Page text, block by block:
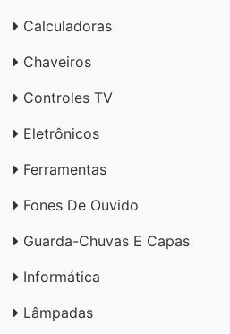
Calculadoras
Chaveiros
Controles TV
Eletrônicos
Ferramentas
Fones De Ouvido
Guarda-Chuvas E Capas
Informática
Lâmpadas